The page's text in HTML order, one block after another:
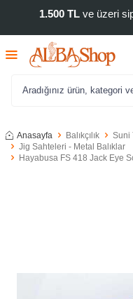
1.500 TLve üzeri
Anasayfa Balıkçılık
Suni
Jig Sahteleri - Metal Balıklar
Hayabusa FS 418 Jack Eye